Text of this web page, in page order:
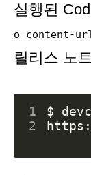
실행된
o content-
릴리스 노
1
2